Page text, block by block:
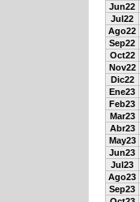
Jun22
Jul22
Ago22
Sep22
Oct22
Nov22
Dic22
Ene23
Feb23
Mar23
Abr23
May23
Jun23
Jul23
Ago23
Sep23